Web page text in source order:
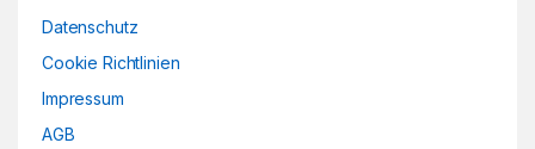
Datenschutz
Cookie Richtlinien
Impressum
AGB